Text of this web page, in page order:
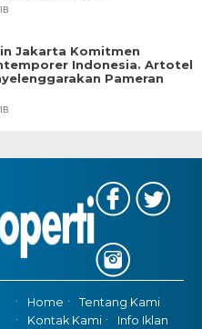
Jakarta Komitmen
Indonesia. Artotel
Pameran
Home
Tentang Kami
Kontak Kami
Info Iklan